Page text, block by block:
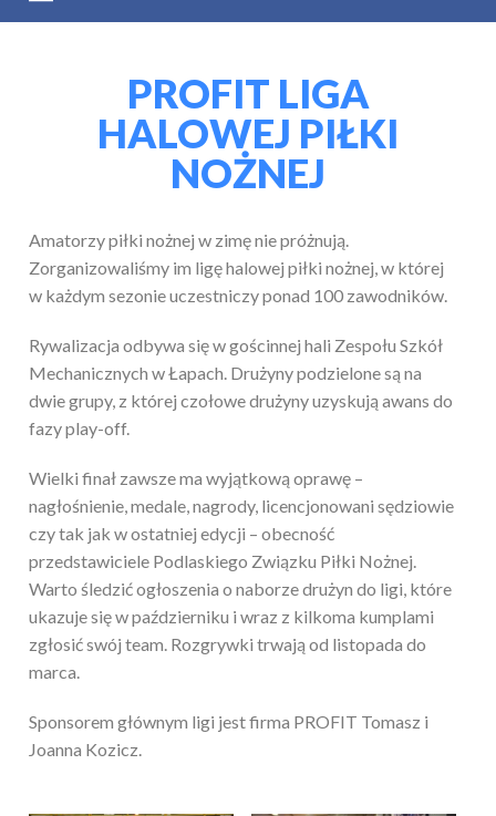
PROFIT LIGA
HALOWEJ PIŁKI
NOŻNEJ
Amatorzy piłki nożnej w zimę nie próżnują.
Zorganizowaliśmy im ligę halowej piłki nożnej, w której
w każdym sezonie uczestniczy ponad 100 zawodników.
Rywalizacja odbywa się w gościnnej hali Zespołu Szkół
Mechanicznych w Łapach. Drużyny podzielone są na
dwie grupy, z której czołowe drużyny uzyskują awans do
fazy play-off.
Wielki finał zawsze ma wyjątkową oprawę –
nagłośnienie, medale, nagrody, licencjonowani sędziowie
czy tak jak w ostatniej edycji – obecność
przedstawiciele Podlaskiego Związku Piłki Nożnej.
Warto śledzić ogłoszenia o naborze drużyn do ligi, które
ukazuje się w październiku i wraz z kilkoma kumplami
zgłosić swój team. Rozgrywki trwają od listopada do
marca.
Sponsorem głównym ligi jest firma PROFIT Tomasz i
Joanna Kozicz.